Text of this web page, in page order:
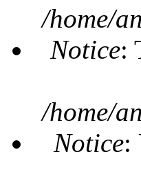
/home/
Notice:
/home/
Notice: